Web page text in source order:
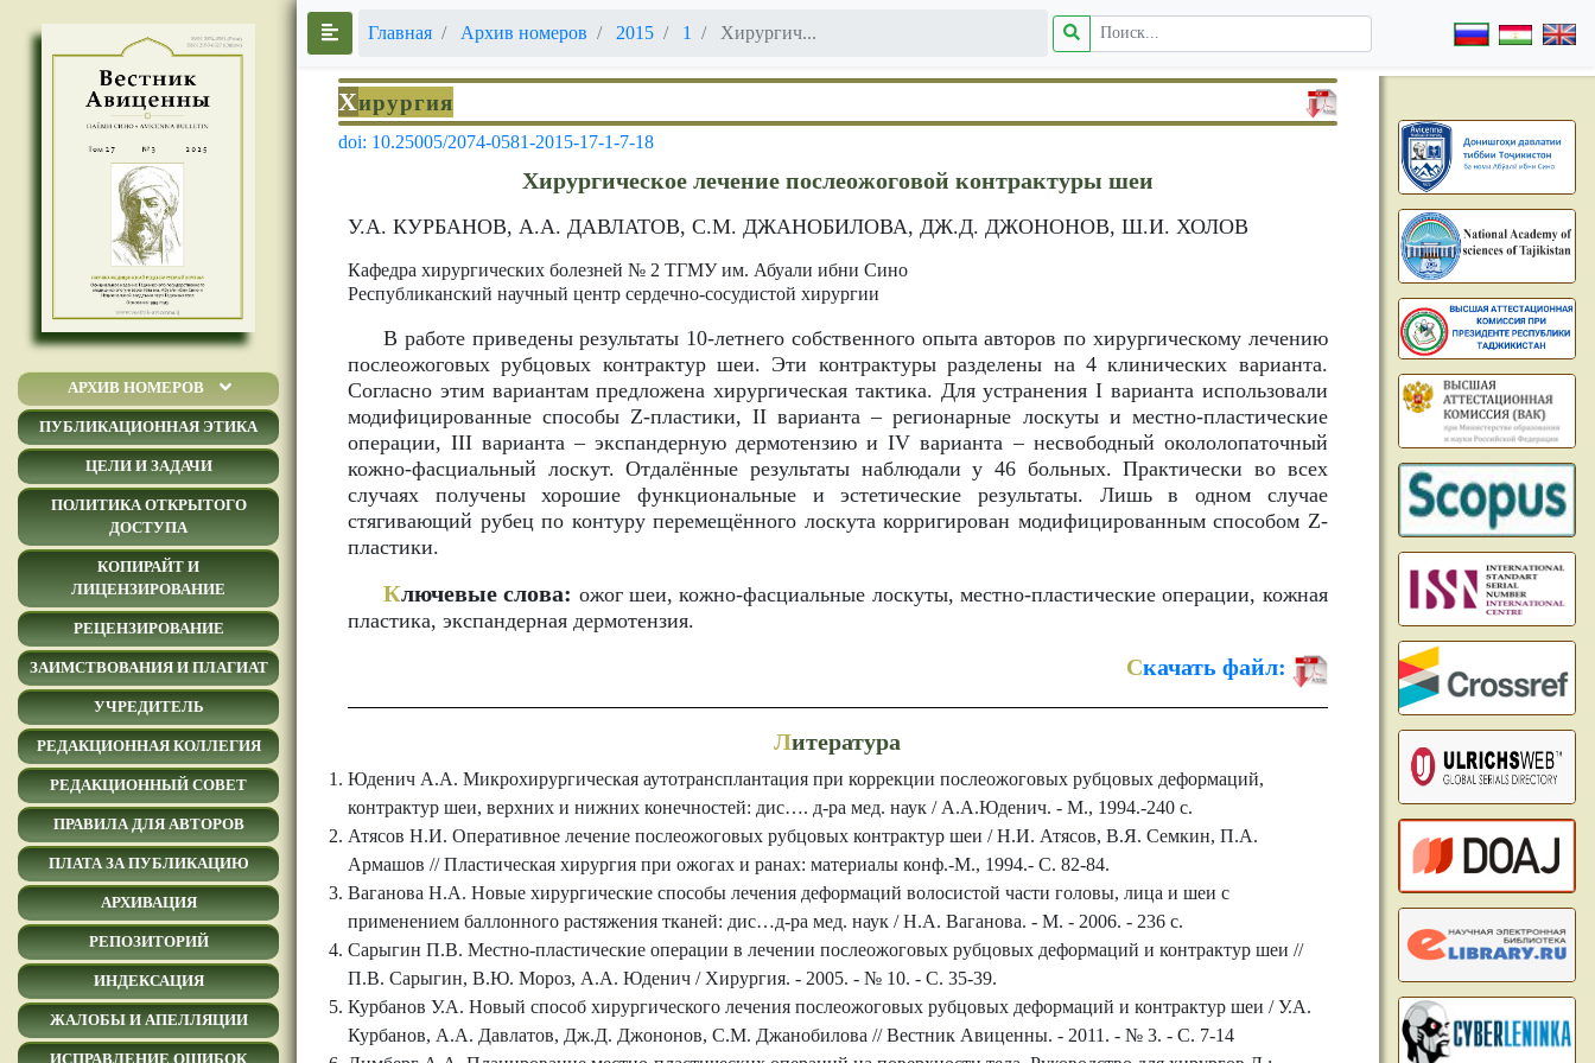
АРХИВ НОМЕРОВ
ПУБЛИКАЦИОННАЯ ЭТИКА
ЦЕЛИ И ЗАДАЧИ
ПОЛИТИКА ОТКРЫТОГО
ДОСТУПА
КОПИРАЙТ И
ЛИЦЕНЗИРОВАНИЕ
РЕЦЕНЗИРОВАНИЕ
ЗАИМСТВОВАНИЯ И ПЛАГИАТ
УЧРЕДИТЕЛЬ
РЕДАКЦИОННАЯ КОЛЛЕГИЯ
РЕДАКЦИОННЫЙ СОВЕТ
ПРАВИЛА ДЛЯ АВТОРОВ
ПЛАТА ЗА ПУБЛИКАЦИЮ
АРХИВАЦИЯ
РЕПОЗИТОРИЙ
ИНДЕКСАЦИЯ
ЖАЛОБЫ И АПЕЛЛЯЦИИ
ИСПРАВЛЕНИЕ ОШИБОК
Главная Архив номеров 2015 1 Хирургич...
Хирургия
doi: 10.25005/2074-0581-2015-17-1-7-18
Хирургическое лечение послеожоговой контрактуры шеи
У.А. КУРБАНОВ, А.А. ДАВЛАТОВ, С.М. ДЖАНОБИЛОВА, ДЖ.Д. ДЖОНОНОВ, Ш.И. ХОЛОВ
Кафедра хирургических болезней № 2 ТГМУ им. Абуали ибни Сино
Республиканский научный центр сердечно-сосудистой хирургии
В работе приведены результаты 10-летнего собственного опыта авторов по хирургическому лечению
послеожоговых рубцовых контрактур шеи. Эти контрактуры разделены на 4 клинических варианта.
Согласно этим вариантам предложена хирургическая тактика. Для устранения I варианта использовали
модифицированные способы Z-пластики, II варианта – регионарные лоскуты и местно-пластические
операции, III варианта – экспандерную дермотензию и IV варианта – несвободный окололопаточный
кожно-фасциальный лоскут. Отдалённые результаты наблюдали у 46 больных. Практически во всех
случаях получены хорошие функциональные и эстетические результаты. Лишь в одном случае
стягивающий рубец по контуру перемещённого лоскута корригирован модифицированным способом Z-
пластики.
Ключевые слова: ожог шеи, кожно-фасциальные лоскуты, местно-пластические операции, кожная
пластика, экспандерная дермотензия.
Скачать файл:
Литература
Юденич А.А. Микрохирургическая аутотрансплантация при коррекции послеожоговых рубцовых деформаций,
контрактур шеи, верхних и нижних конечностей: дис…. д-ра мед. наук / А.А.Юденич. - М., 1994.-240 с.
Атясов Н.И. Оперативное лечение послеожоговых рубцовых контрактур шеи / Н.И. Атясов, В.Я. Семкин, П.А.
Армашов // Пластическая хирургия при ожогах и ранах: материалы конф.-М., 1994.- С. 82-84.
Ваганова Н.А. Новые хирургические способы лечения деформаций волосистой части головы, лица и шеи с
применением баллонного растяжения тканей: дис…д-ра мед. наук / Н.А. Ваганова. - М. - 2006. - 236 с.
Сарыгин П.В. Местно-пластические операции в лечении послеожоговых рубцовых деформаций и контрактур шеи //
П.В. Сарыгин, В.Ю. Мороз, А.А. Юденич / Хирургия. - 2005. - № 10. - С. 35-39.
Курбанов У.А. Новый способ хирургического лечения послеожоговых рубцовых деформаций и контрактур шеи / У.А.
Курбанов, А.А. Давлатов, Дж.Д. Джононов, С.М. Джанобилова // Вестник Авиценны. - 2011. - № 3. - С. 7-14